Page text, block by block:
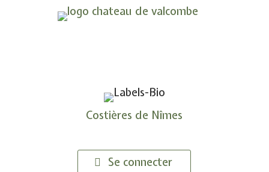
Costières de Nîmes
Se connecter